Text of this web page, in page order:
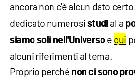
ancora non c'è alcun dato
dedicato numerosi studi alla
siamo soli nell'Universoe qui
alcuni riferimenti al tema.
Proprio perché non ci sono